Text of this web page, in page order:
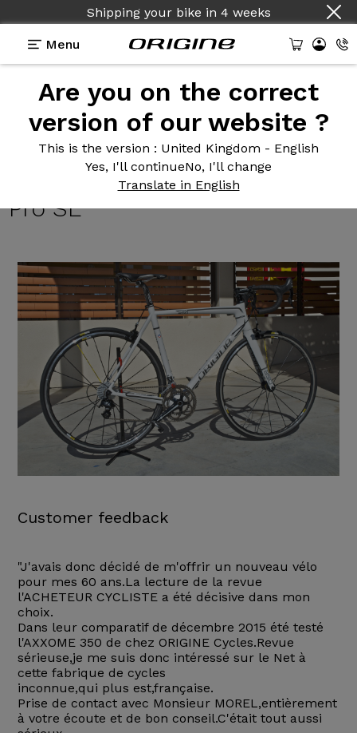
Shipping your bike in 4 weeks
Menu
Are you on the correct
version of our website ?
This is the version : United Kingdom - English
Yes, I'll continueNo, I'll change
Translate in English
Reviews> Vélo de course Axxome 350 Campagnolo
Athena Ksyrium Pro SL
Vélo decourse Axxome 350
Campagnolo Athena Ksyrium
Pro SL
Customer feedback
"J'avais donc décidé de m'offrir un nouveau vélo
pour mes 60 ans.La lecture de la revue
l'ACHETEUR CYCLISTE a été décisive dans mon
choix.
Dans leur comparatif de décembre 2015 été testé
l'AXXOME 350 de chez ORIGINE Cycles.Revue
sérieuse,je me suis donc intéressé sur le Net à
cette fabrique de cycles
inconnue,qui plus est,française.
Prise de contact avec Monsieur MOREL,entièrement
à votre écoute et de bon conseil.C'était tout aussi